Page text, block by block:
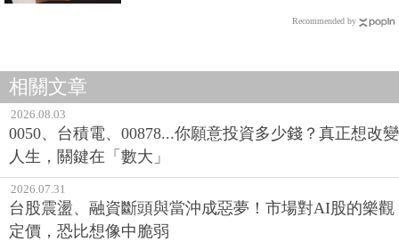
Recommended by
相關文章
2026.08.03
0050、台積電、00878...你願意投資多少錢？真正想改變
人生，關鍵在「數大」
2026.07.31
台股震盪、融資斷頭與當沖成惡夢！市場對AI股的樂觀
定價，恐比想像中脆弱